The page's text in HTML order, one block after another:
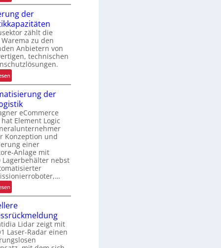
w
a
a
g
e
z
u
r
K
M
i
e
t
g
e
s
c
h
ä
f
t
f
ü
r
k
u
r
z
f
r
t
i
g
der
zählt die
zu den
Anbietern von
technischen
:
S
t
e
i
g
e
r
u
n
g
d
e
r
L
o
g
i
s
der
eCommerce
Element Logic
Konzeption und
einer
Anlage mit
Lagerbehälter nebst
:
A
u
t
o
m
a
Lidar zeigt mit
Laser-Radar einen